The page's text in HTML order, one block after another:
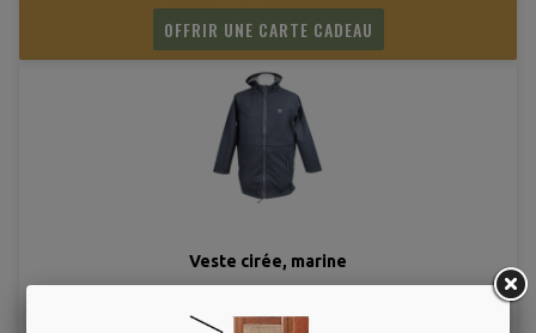
OFFRIR UNE CARTE CADEAU
Veste cirée, marine